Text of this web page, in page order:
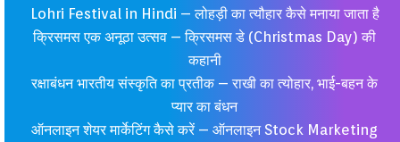
Lohri Festival in Hindi – लोहड़ी का त्यौहार कैसे मनाया जाता है
क्रिसमस एक अनूठा उत्सव – क्रिसमस डे (Christmas Day) की
कहानी
रक्षाबंधन भारतीय संस्कृति का प्रतीक – राखी का त्योहार, भाई-बहन के
प्यार का बंधन
ऑनलाइन शेयर मार्केटिंग कैसे करें – ऑनलाइन Stock Marketing